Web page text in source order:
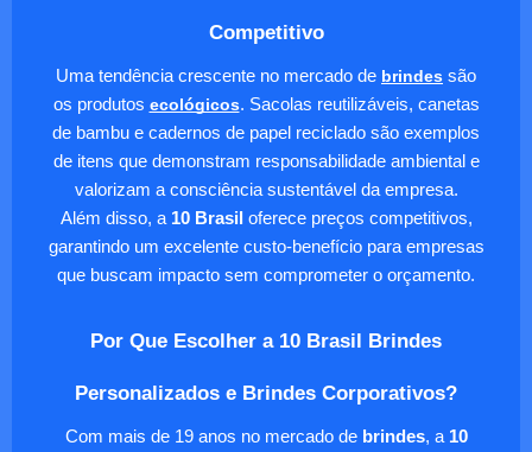
Competitivo
Uma tendência crescente no mercado de brindes são
os produtos ecológicos. Sacolas reutilizáveis, canetas
de bambu e cadernos de papel reciclado são exemplos
de itens que demonstram responsabilidade ambiental e
valorizam a consciência sustentável da empresa.
Além disso, a 10 Brasiloferece preços competitivos,
garantindo um excelente custo-benefício para empresas
que buscam impacto sem comprometer o orçamento.
Por Que Escolher a 10 Brasil Brindes
Personalizados e Brindes Corporativos?
Com mais de 19 anos no mercado de brindes, a 10